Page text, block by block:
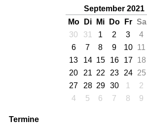
September 2021
Mo
Di Mi Do Fr Sa
30
31 1 2 3 4
6
7 8 9 10 11
13
14 15 16 17 18
20
21 22 23 24 25
27
28 29 30 1 2
4
5 6 7 8 9
Termine